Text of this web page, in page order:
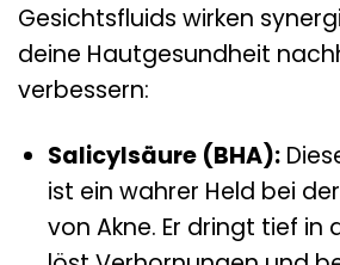
Gesichtsfluids wirken
deine Hautgesundheit
verbessern:
Salicylsäure (BHA):
ist ein wahrer Held bei
von Akne. Er dringt tief in